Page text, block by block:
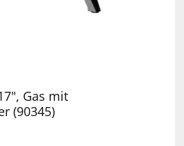
Gas mit
(90345)